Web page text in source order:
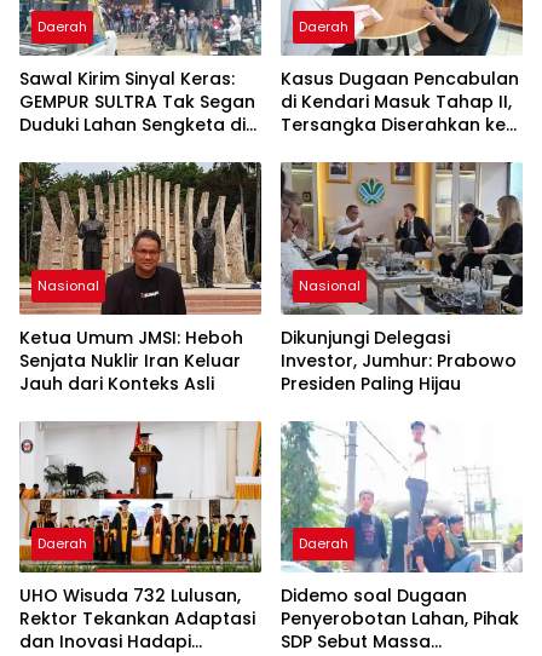
Daerah
Sawal Kirim Sinyal Keras:
GEMPUR SULTRA Tak Segan
Duduki Lahan Sengketa di
Daerah
Kasus Dugaan Pencabulan
di Kendari Masuk Tahap II,
Tersangka Diserahkan ke
Nasional
Ketua Umum JMSI: Heboh
Senjata Nuklir Iran Keluar
Jauh dari Konteks Asli
Nasional
Dikunjungi Delegasi
Investor, Jumhur: Prabowo
Presiden Paling Hijau
Daerah
UHO Wisuda 732 Lulusan,
Rektor Tekankan Adaptasi
dan Inovasi Hadapi
Daerah
Didemo soal Dugaan
Penyerobotan Lahan, Pihak
SDP Sebut Massa